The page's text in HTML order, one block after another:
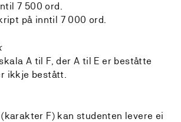
7 500 ord.
på inntil 7 000 ord.
A til F, der A til E er beståtte
ikkje bestått.
F) kan studenten levere ei